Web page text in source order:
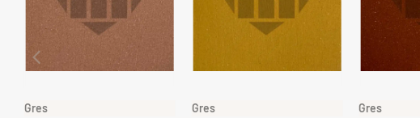
Gres Gres Gres